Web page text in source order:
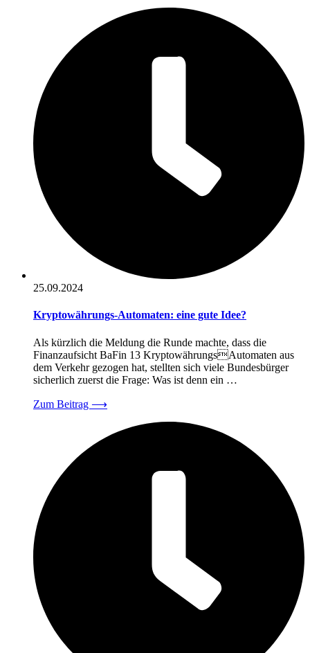
25.09.2024
Kryptowährungs-Automaten: eine gute Idee?
Als kürzlich die Meldung die Runde machte, dass die
Finanzaufsicht BaFin 13 KryptowährungsAutomaten aus
dem Verkehr gezogen hat, stellten sich viele Bundesbürger
sicherlich zuerst die Frage: Was ist denn ein …
Zum Beitrag ⟶